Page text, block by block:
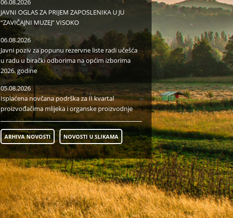
06.08.2026
JAVNI OGLAS ZA PRIJEM ZAPOSLENIKA U JU
“ZAVIČAJNI MUZEJ” VISOKO
06.08.2026
Javni poziv za popunu rezervne liste radi učešća
u radu u birački odborima na općim izborima
2026. godine
05.08.2026
Isplaćena novčana podrška za II kvartal
proizvođačima mlijeka i organske proizvodnje
ARHIVA NOVOSTI NOVOSTI U SLIKAMA